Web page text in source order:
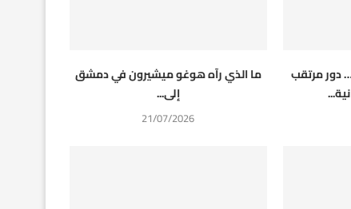
ما الذي رآه هوغو ميشيرون في دمشق
إلى...
21/07/2026
دور مرتقب